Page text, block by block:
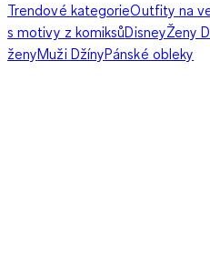
Trendové kategorieOutfity na
s motivy z komiksůDisneyŽeny
ženyMuži DžínyPánské obleky